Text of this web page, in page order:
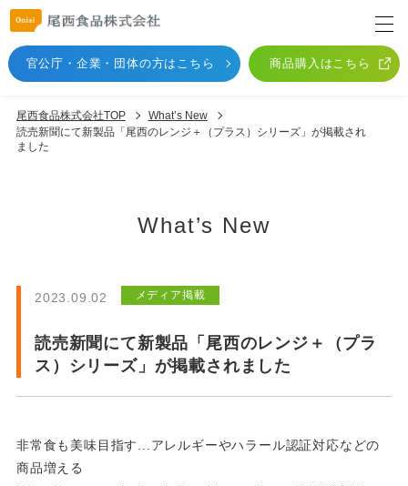
官公庁・企業・団体の方はこちら 商品購入はこちら
尾西食品株式会社TOP
What’s New
読売新聞にて新製品「尾西のレンジ＋（プラス）シリーズ」が掲載され
ました
What’s New
2023.09.02 メディア掲載
読売新聞にて新製品「尾西のレンジ＋（プラ
ス）シリーズ」が掲載されました
非常食も美味目指す...アレルギーやハラール認証対応などの
商品増える